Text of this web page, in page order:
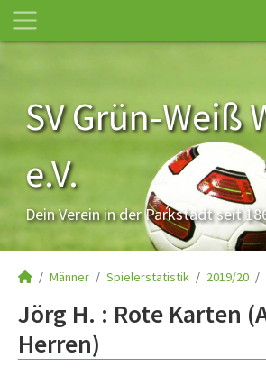
SV Grün-Weiß
e.V.
Dein Verein in der Parkstadt seit
Männer Spielerstatistik 2019/20
Jörg H. : Rote Karten
Herren)